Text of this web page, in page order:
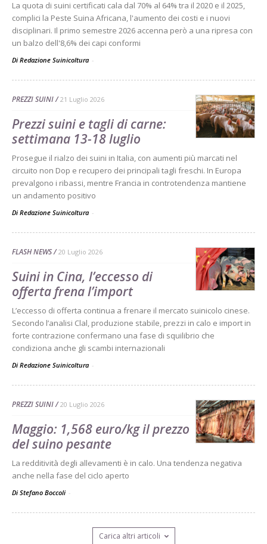
La quota di suini certificati cala dal 70% al 64% tra il 2020 e il 2025,
complici la Peste Suina Africana, l'aumento dei costi e i nuovi
disciplinari. Il primo semestre 2026 accenna però a una ripresa con
un balzo dell'8,6% dei capi conformi
Di Redazione Suinicoltura -
PREZZI SUINI 21 Luglio 2026
Prezzi suini e tagli di carne:
settimana 13-18 luglio
Prosegue il rialzo dei suini in Italia, con aumenti più marcati nel
circuito non Dop e recupero dei principali tagli freschi. In Europa
prevalgono i ribassi, mentre Francia in controtendenza mantiene
un andamento positivo
Di Redazione Suinicoltura -
FLASH NEWS 20 Luglio 2026
Suini in Cina, l’eccesso di
offerta frena l’import
L’eccesso di offerta continua a frenare il mercato suinicolo cinese.
Secondo l’analisi Clal, produzione stabile, prezzi in calo e import in
forte contrazione confermano una fase di squilibrio che
condiziona anche gli scambi internazionali
Di Redazione Suinicoltura -
PREZZI SUINI 20 Luglio 2026
Maggio: 1,568 euro/kg il prezzo
del suino pesante
La redditività degli allevamenti è in calo. Una tendenza negativa
anche nella fase del ciclo aperto
Di Stefano Boccoli -
Carica altri articoli